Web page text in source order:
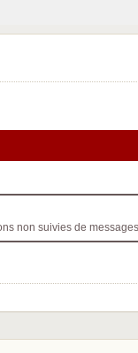
non suivies de